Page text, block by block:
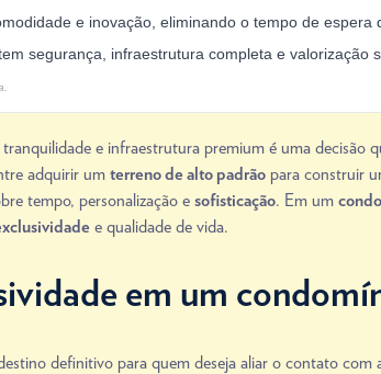
e inovação, eliminando o tempo de espera
segurança, infraestrutura completa e valorização
e infraestrutura premium é uma decisão
adquirir um terreno de alto padrãopara construir
tempo, personalização e sofisticação. Em um
e qualidade de vida.
em um
definitivo para quem deseja aliar o contato